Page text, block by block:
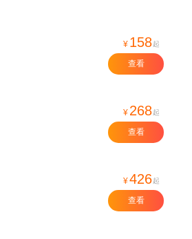
¥ 158起
查看
¥ 268起
查看
¥426起
查看